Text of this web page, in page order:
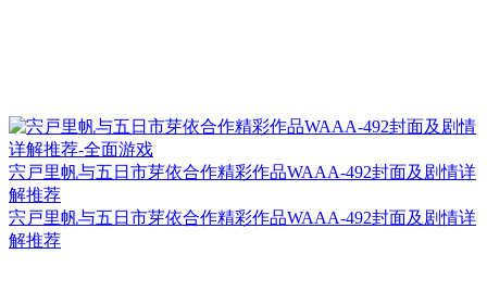
宍戸里帆与五日市芽依合作精彩作品WAAA-492封面及剧情详
解推荐
宍戸里帆与五日市芽依合作精彩作品WAAA-492封面及剧情详
解推荐